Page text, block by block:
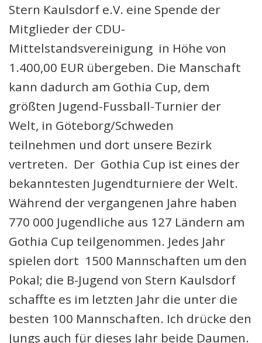
Stern Kaulsdorf e.V. eine Spende der
Mitglieder der CDU-
Mittelstandsvereinigung in Höhe von
1.400,00 EUR übergeben. Die Manschaft
kann dadurch am Gothia Cup, dem
größten Jugend-Fussball-Turnier der
Welt, in Göteborg/Schweden
teilnehmen und dort unsere Bezirk
vertreten. Der Gothia Cup ist eines der
bekanntesten Jugendturniere der Welt.
Während der vergangenen Jahre haben
770 000 Jugendliche aus 127 Ländern am
Gothia Cup teilgenommen. Jedes Jahr
spielen dort 1500 Mannschaften um den
Pokal; die B-Jugend von Stern Kaulsdorf
schaffte es im letzten Jahr die unter die
besten 100 Mannschaften. Ich drücke den
Jungs auch für dieses Jahr beide Daumen.